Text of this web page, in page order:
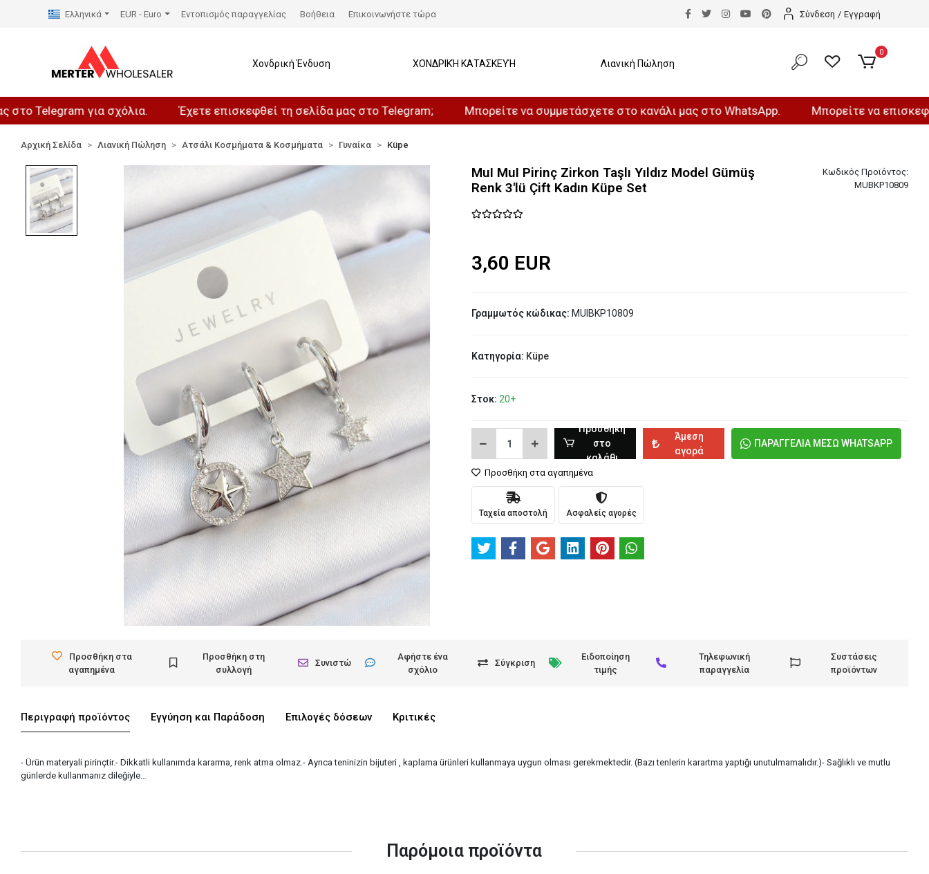
για σχόλια. Έχετε επισκεφθεί τη σελίδα μας στο Telegram; Μπορείτε να συμμετάσχετε στο κανάλι μας στο WhatsApp. Μπορείτε να επισκεφθείτε
Ελληνικά EUR - Euro Εντοπισμός παραγγελίας Βοήθεια Επικοινωνήστε τώρα Σύνδεση / Εγγραφή
Χονδρική Ένδυση ΧΟΝΔΡΙΚΉ ΚΑΤΑΣΚΕΥΉ Λιανική Πώληση
0
Αρχική Σελίδα Λιανική Πώληση Ατσάλι Κοσμήματα & Κοσμήματα Γυναίκα Küpe
MuI MuI Pirinç Zirkon Taşlı Yıldız Model Gümüş
Renk 3'lü Çift Kadın Küpe Set
Κωδικός Προϊόντος:
MUBKP10809
3,60 EUR
Γραμμωτός κώδικας: MUIBKP10809
Κατηγορία: Küpe
Στοκ: 20+
Προσθήκη
στο
καλάθι
Άμεση
αγορά
ΠΑΡΑΓΓΕΛΙΑ ΜΕΣΩ WHATSAPP
Προσθήκη στα αγαπημένα
Ταχεία αποστολή Ασφαλείς αγορές
Προσθήκη στα
αγαπημένα
Προσθήκη στη
συλλογή
Συνιστώ
Αφήστε ένα
σχόλιο
Σύγκριση
Ειδοποίηση
τιμής
Τηλεφωνική
παραγγελία
Συστάσεις
προϊόντων
Περιγραφή προϊόντος Εγγύηση και Παράδοση Επιλογές δόσεων Κριτικές
- Ürün materyali pirinçtir.- Dikkatli kullanımda kararma, renk atma olmaz.- Ayrıca teninizin bijuteri , kaplama ürünleri kullanmaya uygun olması gerekmektedir. (Bazı tenlerin karartma yaptığı unutulmamalıdır.)- Sağlıklı ve mutlu
günlerde kullanmanız dileğiyle…
Παρόμοια προϊόντα